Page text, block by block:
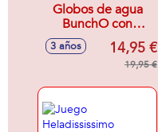
Globos de agua
BunchO con
lanzador
30x10x28cm
3 años 14,95 €
19,95 €